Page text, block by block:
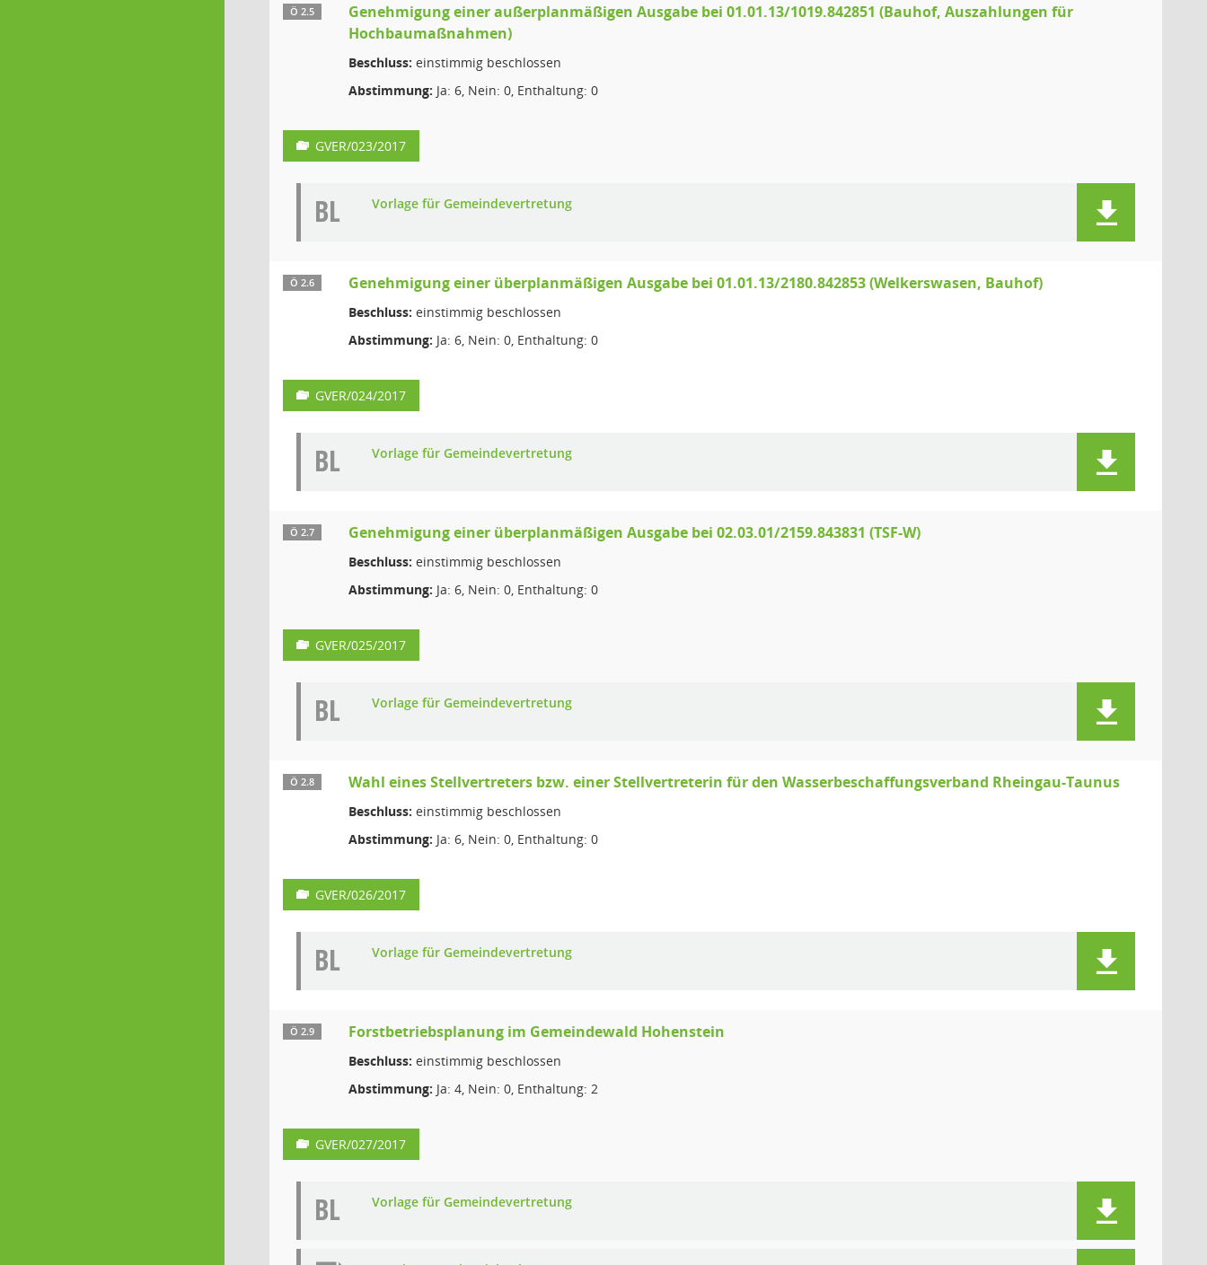
Ö 2.5
Genehmigung einer außerplanmäßigen Ausgabe bei 01.01.13/1019.842851 (Bauhof, Auszahlungen für
Hochbaumaßnahmen)
Beschluss: einstimmig beschlossen
Abstimmung: Ja: 6, Nein: 0, Enthaltung: 0
GVER/023/2017
BL Vorlage für Gemeindevertretung
Ö 2.6 Genehmigung einer überplanmäßigen Ausgabe bei 01.01.13/2180.842853 (Welkerswasen, Bauhof)
Beschluss: einstimmig beschlossen
Abstimmung: Ja: 6, Nein: 0, Enthaltung: 0
GVER/024/2017
BL Vorlage für Gemeindevertretung
Ö 2.7 Genehmigung einer überplanmäßigen Ausgabe bei 02.03.01/2159.843831 (TSF-W)
Beschluss: einstimmig beschlossen
Abstimmung: Ja: 6, Nein: 0, Enthaltung: 0
GVER/025/2017
BL Vorlage für Gemeindevertretung
Ö 2.8 Wahl eines Stellvertreters bzw. einer Stellvertreterin für den Wasserbeschaffungsverband Rheingau-Taunus
Beschluss: einstimmig beschlossen
Abstimmung: Ja: 6, Nein: 0, Enthaltung: 0
GVER/026/2017
BL Vorlage für Gemeindevertretung
Ö 2.9 Forstbetriebsplanung im Gemeindewald Hohenstein
Beschluss: einstimmig beschlossen
Abstimmung: Ja: 4, Nein: 0, Enthaltung: 2
GVER/027/2017
BL Vorlage für Gemeindevertretung